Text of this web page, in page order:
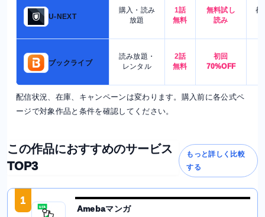
U-NEXT
購入・読み
放題
1話
無料
無料試し
読み
都
ブックライブ
読み放題・
レンタル
2話
無料
初回
70%OFF
配信状況、在庫、キャンペーンは変わります。購入前に各公式ペ
ージで対象作品と条件を確認してください。
この作品におすすめのサービス
TOP3
もっと詳しく比較
する
1
Amebaマンガ